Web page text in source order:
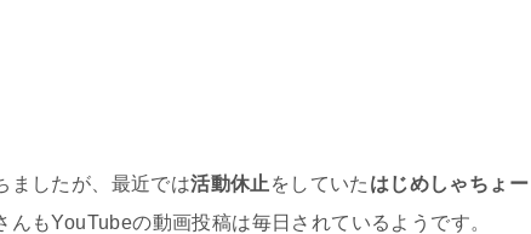
ましたが、最近では活動休止 をしていた はじめしゃちょー
んもYouTubeの動画投稿は毎日されているようです。